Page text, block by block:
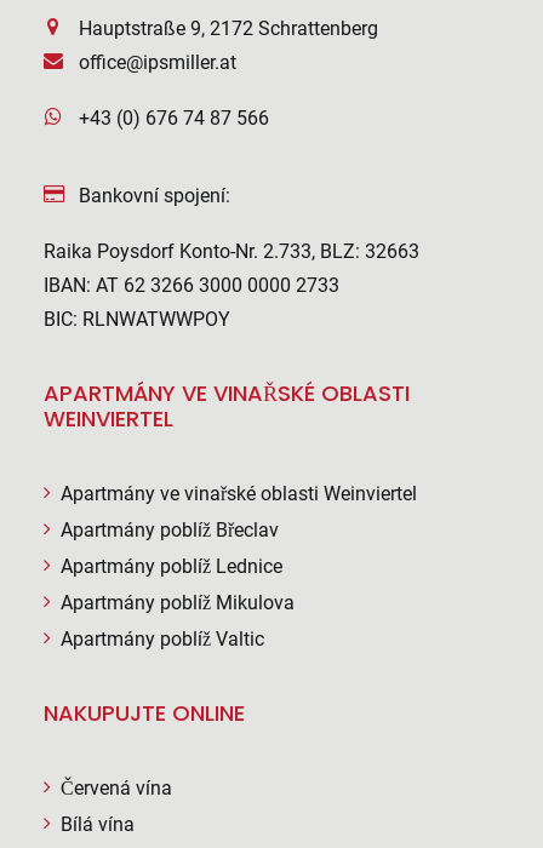
Hauptstraße 9, 2172 Schrattenberg
office@ipsmiller.at
+43 (0) 676 74 87 566
Bankovní spojení:
Raika Poysdorf Konto-Nr. 2.733, BLZ: 32663
IBAN: AT 62 3266 3000 0000 2733
BIC: RLNWATWWPOY
APARTMÁNY VE VINAŘSKÉ OBLASTI
WEINVIERTEL
Apartmány ve vinařské oblasti Weinviertel
Apartmány poblíž Břeclav
Apartmány poblíž Lednice
Apartmány poblíž Mikulova
Apartmány poblíž Valtic
NAKUPUJTE ONLINE
Červená vína
Bílá vína